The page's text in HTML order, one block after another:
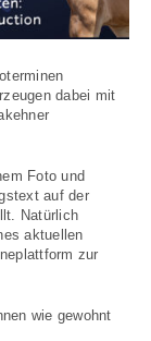
dabei mit
Foto und
auf der
Natürlich
aktuellen
zur
wie gewohnt